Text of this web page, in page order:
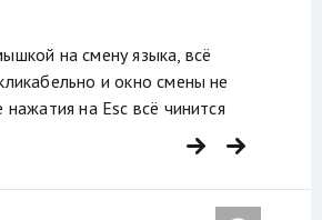
на смену языка, всё
и окно смены не
нажатия на Esc всё чинится